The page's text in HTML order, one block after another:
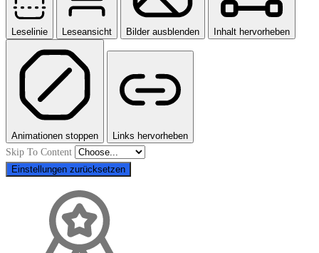
Leselinie Leseansicht Bilder ausblenden Inhalt hervorheben
Animationen stoppen Links hervorheben
Skip To Content
Einstellungen zurücksetzen